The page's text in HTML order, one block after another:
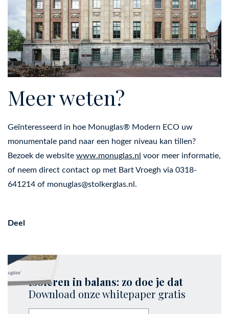
Meer weten?
Geïnteresseerd in hoe Monuglas® Modern ECO uw
monumentale pand naar een hoger niveau kan tillen?
Bezoek de website www.monuglas.nl voor meer informatie,
of neem direct contact op met Bart Vroegh via 0318-
641214 of monuglas@stolkerglas.nl.
Deel
Isoleren in balans: zo doe je dat
Download onze whitepaper gratis